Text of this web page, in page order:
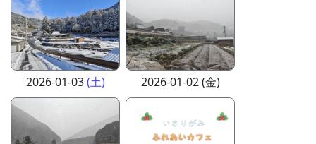
2026-01-03(土) 2026-01-02 (金)